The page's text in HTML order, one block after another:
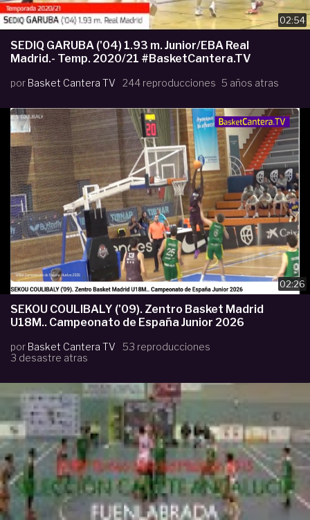
02:54
SEDIQ GARUBA ('04) 1.93 m. Junior/EBA Real
Madrid.- Temp. 2020/21 #BasketCantera.TV
por Basket Cantera TV 244 reproducciones 5 años atras
02:26
SEKOU COULIBALY ('09). Zentro Basket Madrid
U18M.. Campeonato de España Junior 2026
por Basket Cantera TV
53 reproducciones
3 desastre atras